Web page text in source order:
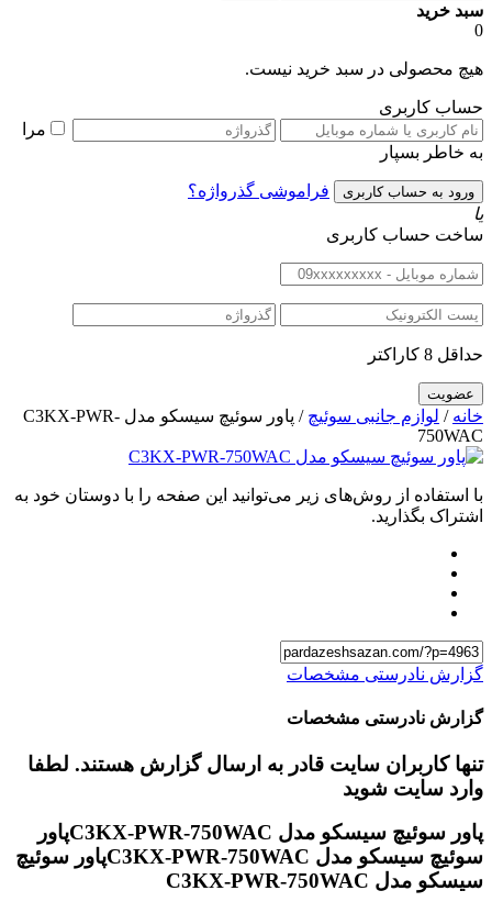
سبد خرید
0
هیچ محصولی در سبد خرید نیست.
حساب کاربری
مرا
به خاطر بسپار
فراموشی گذرواژه؟
یا
ساخت حساب کاربری
حداقل 8 کاراکتر
خانه / لوازم جانبی سوئیچ
/ پاور سوئیچ سیسکو مدل C3KX-PWR-
750WAC
با استفاده از روش‌های زیر می‌توانید این صفحه را با دوستان خود به
اشتراک بگذارید.
گزارش نادرستی مشخصات
گزارش نادرستی مشخصات
تنها کاربران سایت قادر به ارسال گزارش هستند. لطفا
وارد سایت شوید
پاور سوئیچ سیسکو مدل C3KX-PWR-750WAC
پاور
سوئیچ سیسکو مدل C3KX-PWR-750WAC
پاور سوئیچ
سیسکو مدل C3KX-PWR-750WAC